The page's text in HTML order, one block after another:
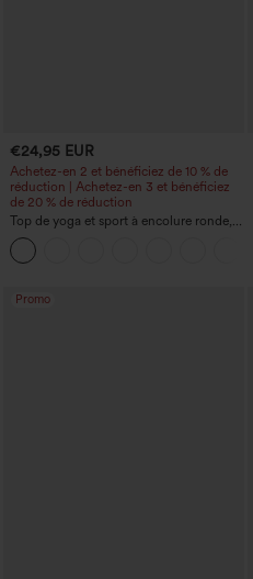
€24,95 EUR
Achetez-en 2 et bénéficiez de 10 % de
réduction | Achetez-en 3 et bénéficiez
de 20 % de réduction
Top de yoga et sport à encolure ronde,
manches courtes, à fronces, effet
rafraîchissant au toucher - UPF50+
Promo